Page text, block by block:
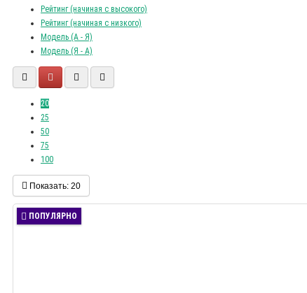
Рейтинг (начиная с высокого)
Рейтинг (начиная с низкого)
Модель (А - Я)
Модель (Я - А)
20
25
50
75
100
Показать: 20
ПОПУЛЯРНО